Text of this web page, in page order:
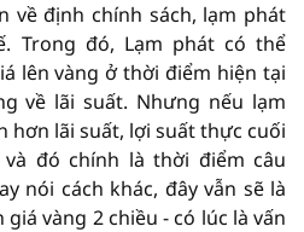
về định chính sách, lạm phát
Trong đó, Lạm phát có thể
lên vàng ở thời điểm hiện tại
về lãi suất. Nhưng nếu lạm
hơn lãi suất, lợi suất thực cuối
đó chính là thời điểm câu
nói cách khác, đây vẫn sẽ là
vàng 2 chiều - có lúc là vấn